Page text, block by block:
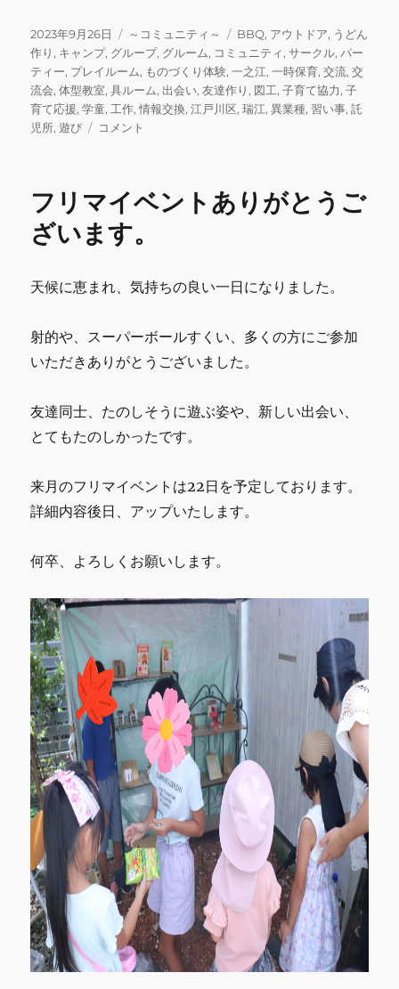
c
e
b
o
it
te
r
ai
l
e m
bl
r
ai
l
投
稿
日:
2023年9月26日
カ
テ
ゴ
リ
ー
～コミュニティ～
タ
グ
BBQ, アウトドア, うどん
作り , キャンプ, グループ, グルーム, コミュニティ,サークル, パー
ティー, プレイルーム, ものづくり体験,一之江,一時保育,交流,交
流会,体型教室,具ルーム, 出会い,友達作り , 図工,子育て協力,子
育て応援,学童, 工作,情報交換,江戸川区,瑞江,異業種, 習い事,託
児所,遊び
10
ケ
ュ
に
し
に
コメント
フリマイベントありがとうご
ざいます。
天候に恵まれ、気持ちの良い一日になりました。
射的や、スーパーボールすくい、多くの方にご参加
いただきありがとうございました。
友達同士、たのしそうに遊ぶ姿や、新しい出会い、
とてもたのしかったです。
来月のフリマイベントは22日を予定しております。
詳細内容後日、アップいたします。
何卒、よろしくお願いします。